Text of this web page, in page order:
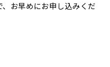
お早めにお申し込みくだ